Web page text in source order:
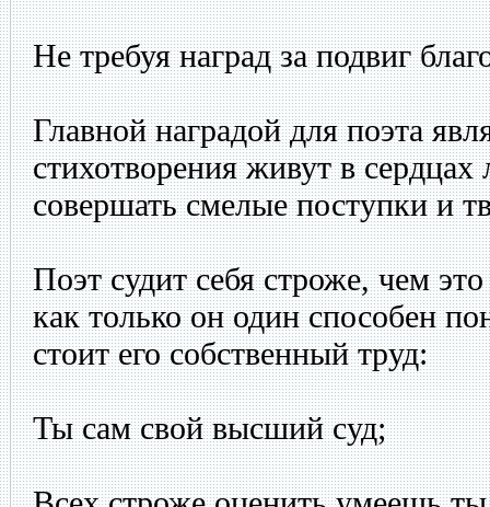
Не требуя наград за подвиг
Главной наградой для поэта
стихотворения живут в
совершать смелые поступки и
Поэт судит себя строже, чем
как только он один способен
стоит его собственный труд:
Ты сам свой высший суд;